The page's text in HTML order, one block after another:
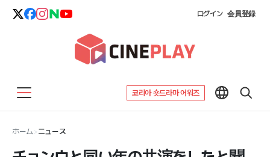
ログイン 会員登録
코리아 숏드라마 어워즈
ホーム>ニュース